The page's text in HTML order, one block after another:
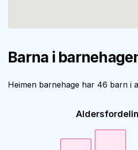
Barna i
Heimen barnehage har 46 barn i